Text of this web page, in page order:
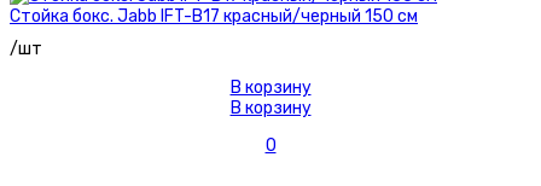
Стойка бокс. Jabb IFT-B17 красный/черный 150 см
/шт
В корзину
В корзину
0